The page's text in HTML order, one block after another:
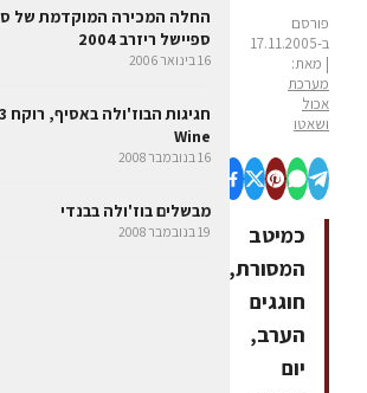
פורסם
ב-17.11.2005
| מאת:
מערכת
אכול
ושאטו
כמיטב
המסורת,
חוגגים
הערב,
יום
החלה המכירה המוקדמת של
ספיישל ריזרב 2004
16 בינואר 2006
Wine
16 בנובמבר 2008
מבשלים בוז'ולה בבנדי
19 בנובמבר 2008